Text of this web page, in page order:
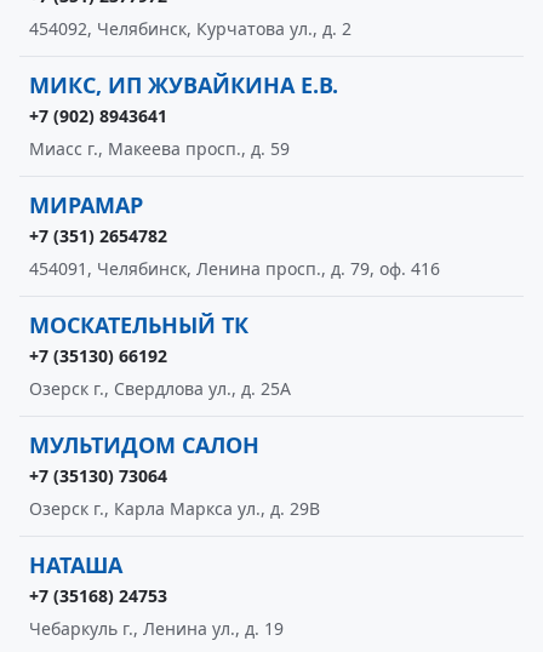
454092, Челябинск, Курчатова ул., д. 2
МИКС, ИП ЖУВАЙКИНА Е.В.
+7 (902) 8943641
Миасс г., Макеева просп., д. 59
МИРАМАР
+7 (351) 2654782
454091, Челябинск, Ленина просп., д. 79, оф. 416
МОСКАТЕЛЬНЫЙ ТК
+7 (35130) 66192
Озерск г., Свердлова ул., д. 25А
МУЛЬТИДОМ САЛОН
+7 (35130) 73064
Озерск г., Карла Маркса ул., д. 29В
НАТАША
+7 (35168) 24753
Чебаркуль г., Ленина ул., д. 19